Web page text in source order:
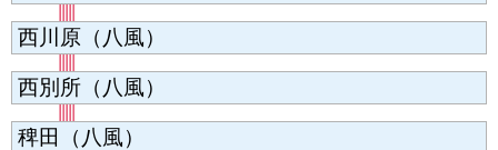
西川原（八風）
西別所（八風）
稗田（八風）